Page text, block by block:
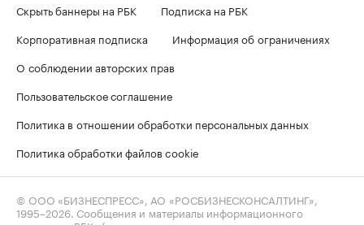
Скрыть баннеры на РБК
Подписка на РБК
Корпоративная подписка
Информация об ограничениях
О соблюдении авторских прав
Пользовательское соглашение
Политика в отношении обработки персональных данных
Политика обработки файлов cookie
© ООО «БИЗНЕСПРЕСС», АО «РОСБИЗНЕСКОНСАЛТИНГ»,
1995–2026 . Сообщения и материалы информационного